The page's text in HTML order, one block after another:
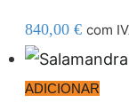
840,00 € com
ADICIONAR